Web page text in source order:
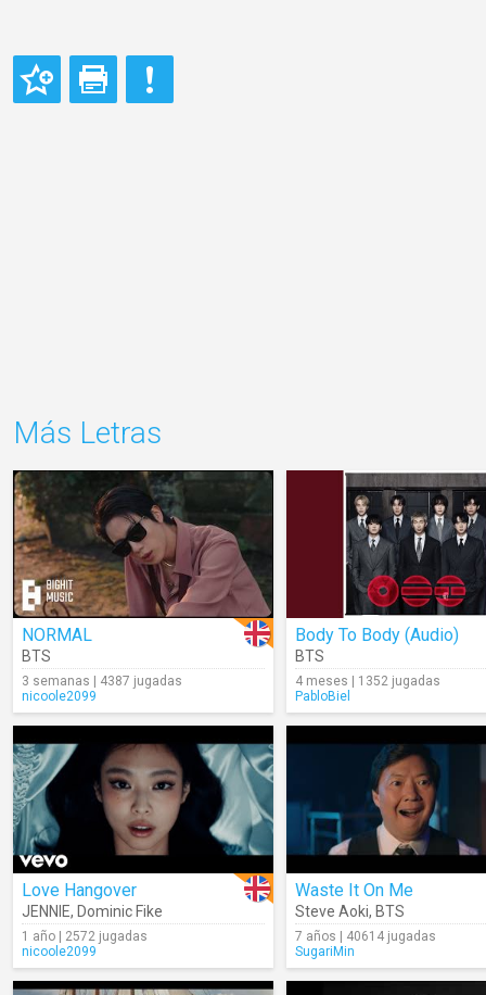
Más Letras
NORMAL
BTS
3 semanas | 4387 jugadas
nicoole2099
Body To Body (Audio)
BTS
4 meses | 1352 jugadas
PabloBiel
Love Hangover
JENNIE, Dominic Fike
1 año | 2572 jugadas
nicoole2099
Waste It On Me
Steve Aoki, BTS
7 años | 40614 jugadas
SugariMin